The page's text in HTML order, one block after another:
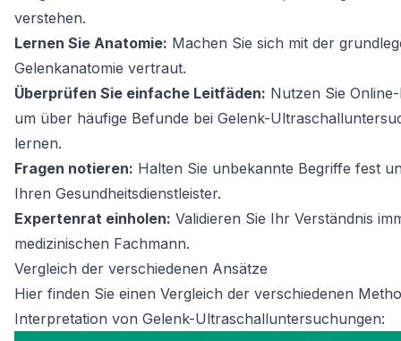
verstehen.
Lernen Sie Anatomie: Machen Sie sich mit der
Gelenkanatomie vertraut.
Überprüfen Sie einfache Leitfäden: Nutzen Sie
um über häufige Befunde bei Gelenk-
lernen.
Fragen notieren: Halten Sie unbekannte Begriffe fest
Ihren Gesundheitsdienstleister.
Expertenrat einholen: Validieren Sie Ihr Verständnis
medizinischen Fachmann.
Vergleich der verschiedenen Ansätze
Hier finden Sie einen Vergleich der verschiedenen
Interpretation von Gelenk-Ultraschalluntersuchungen: